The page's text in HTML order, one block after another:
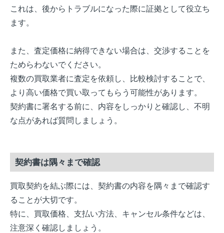
これは、後からトラブルになった際に証拠として役立ち
ます。
また、査定価格に納得できない場合は、交渉することを
ためらわないでください。
複数の買取業者に査定を依頼し、比較検討することで、
より高い価格で買い取ってもらう可能性があります。
契約書に署名する前に、内容をしっかりと確認し、不明
な点があれば質問しましょう。
契約書は隅々まで確認
買取契約を結ぶ際には、契約書の内容を隅々まで確認す
ることが大切です。
特に、買取価格、支払い方法、キャンセル条件などは、
注意深く確認しましょう。